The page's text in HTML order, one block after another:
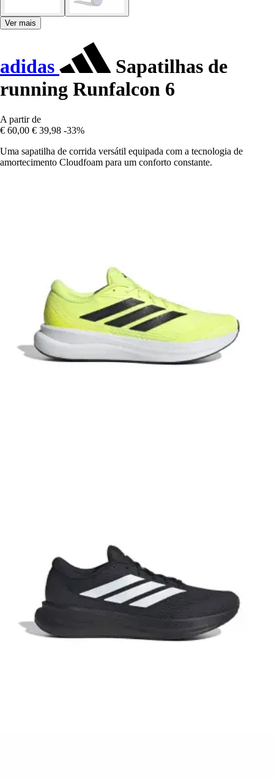
Ver mais
adidas
Sapatilhas de
running Runfalcon 6
A partir de
€ 60,00 € 39,98 -33%
Uma sapatilha de corrida versátil equipada com a tecnologia de
amortecimento Cloudfoam para um conforto constante.